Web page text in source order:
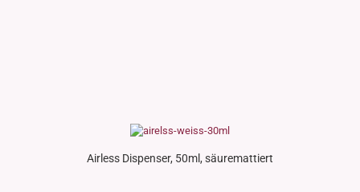
Airless Dispenser, 50ml, säuremattiert